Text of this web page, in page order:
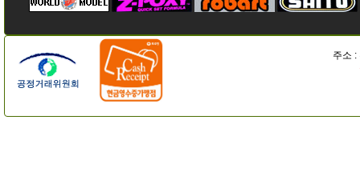
주소